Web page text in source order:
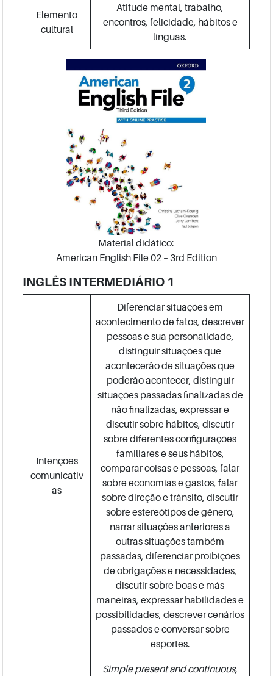
Elemento
cultural
Atitude mental, trabalho,
encontros, felicidade, hábitos e
línguas.
Material didático:
American English File 02 – 3rd Edition
INGLÊS INTERMEDIÁRIO 1
Intenções
comunicativ
as
Diferenciar situações em
acontecimento de fatos, descrever
pessoas e sua personalidade,
distinguir situações que
acontecerão de situações que
poderão acontecer, distinguir
situações passadas finalizadas de
não finalizadas, expressar e
discutir sobre hábitos, discutir
sobre diferentes configurações
familiares e seus hábitos,
comparar coisas e pessoas, falar
sobre economias e gastos, falar
sobre direção e trânsito, discutir
sobre estereótipos de gênero,
narrar situações anteriores a
outras situações também
passadas, diferenciar proibições
de obrigações e necessidades,
discutir sobre boas e más
maneiras, expressar habilidades e
possibilidades, descrever cenários
passados e conversar sobre
esportes.
Simple present and continuous,